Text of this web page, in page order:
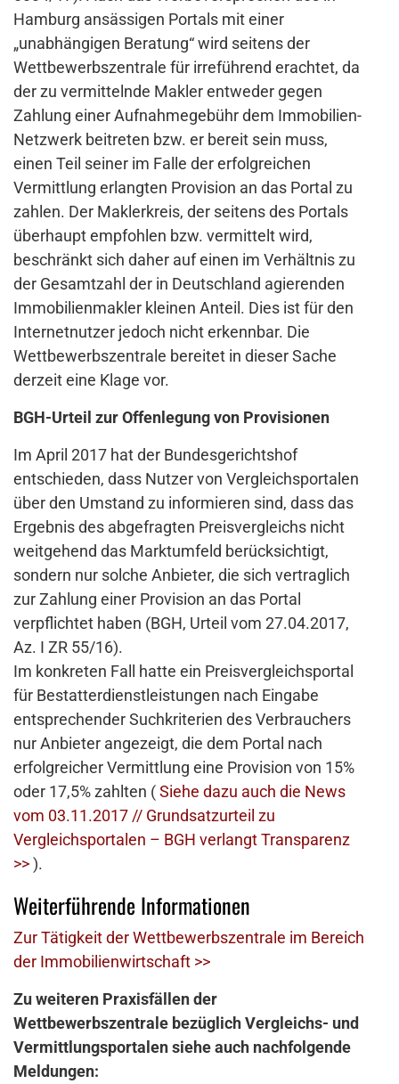
Hamburg ansässigen Portals mit einer
„unabhängigen Beratung“ wird seitens der
Wettbewerbszentrale für irreführend erachtet, da
der zu vermittelnde Makler entweder gegen
Zahlung einer Aufnahmegebühr dem Immobilien-
Netzwerk beitreten bzw. er bereit sein muss,
einen Teil seiner im Falle der erfolgreichen
Vermittlung erlangten Provision an das Portal zu
zahlen. Der Maklerkreis, der seitens des Portals
überhaupt empfohlen bzw. vermittelt wird,
beschränkt sich daher auf einen im Verhältnis zu
der Gesamtzahl der in Deutschland agierenden
Immobilienmakler kleinen Anteil. Dies ist für den
Internetnutzer jedoch nicht erkennbar. Die
Wettbewerbszentrale bereitet in dieser Sache
derzeit eine Klage vor.
BGH-Urteil zur Offenlegung von Provisionen
Im April 2017 hat der Bundesgerichtshof
entschieden, dass Nutzer von Vergleichsportalen
über den Umstand zu informieren sind, dass das
Ergebnis des abgefragten Preisvergleichs nicht
weitgehend das Marktumfeld berücksichtigt,
sondern nur solche Anbieter, die sich vertraglich
zur Zahlung einer Provision an das Portal
verpflichtet haben (BGH, Urteil vom 27.04.2017,
Az. I ZR 55/16).
Im konkreten Fall hatte ein Preisvergleichsportal
für Bestatterdienstleistungen nach Eingabe
entsprechender Suchkriterien des Verbrauchers
nur Anbieter angezeigt, die dem Portal nach
erfolgreicher Vermittlung eine Provision von 15%
oder 17,5% zahlten (Siehe dazu auch die News
vom 03.11.2017 // Grundsatzurteil zu
Vergleichsportalen – BGH verlangt Transparenz
>>).
Weiterführende Informationen
Zur Tätigkeit der Wettbewerbszentrale im Bereich
der Immobilienwirtschaft >>
Zu weiteren Praxisfällen der
Wettbewerbszentrale bezüglich Vergleichs- und
Vermittlungsportalen siehe auch nachfolgende
Meldungen: